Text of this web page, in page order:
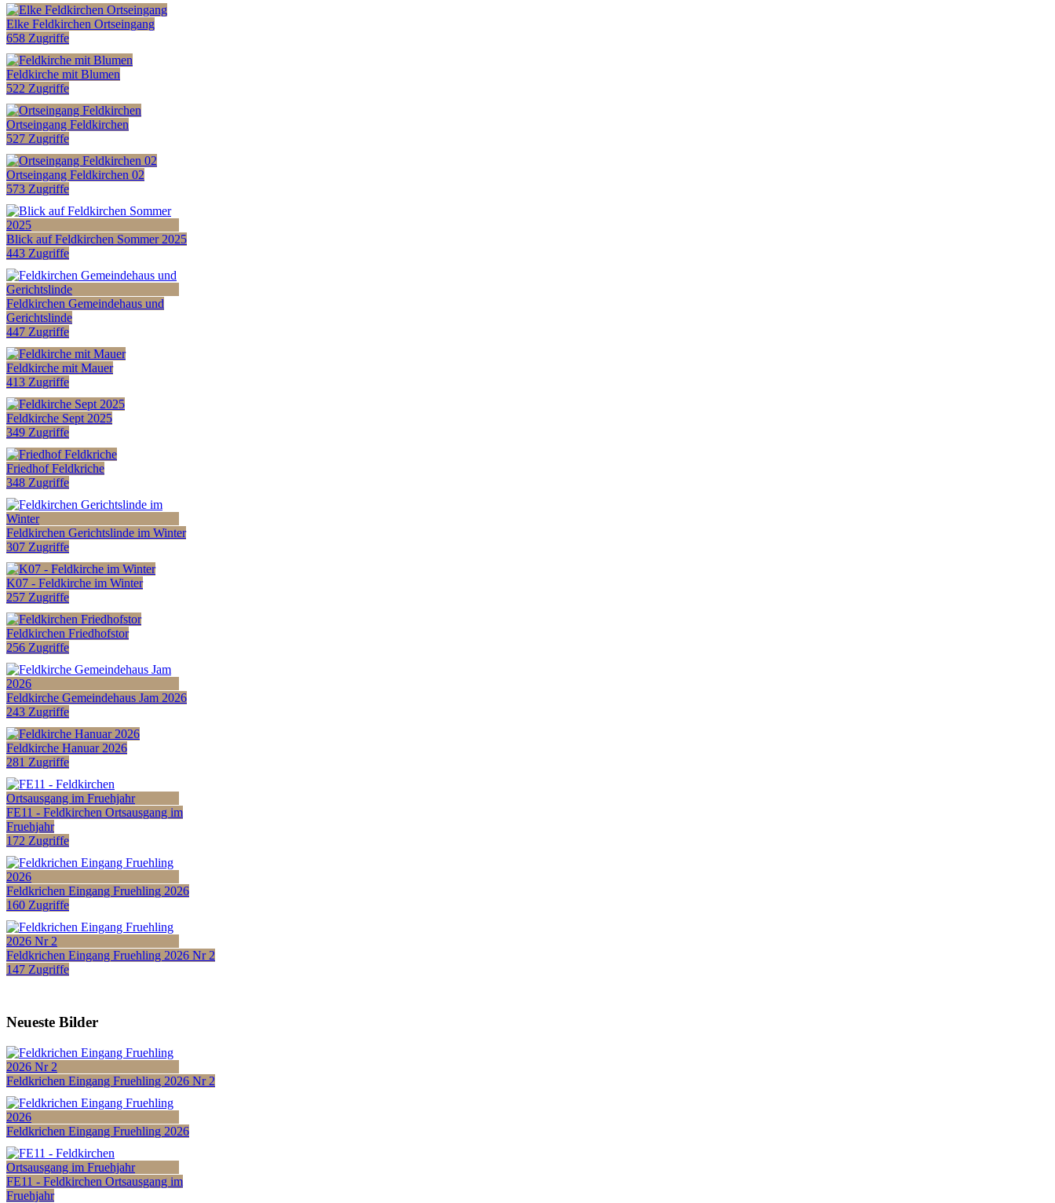
Elke Feldkirchen Ortseingang
658 Zugriffe
Feldkirche mit Blumen
522 Zugriffe
Ortseingang Feldkirchen
527 Zugriffe
Ortseingang Feldkirchen 02
573 Zugriffe
Blick auf Feldkirchen Sommer 2025
443 Zugriffe
Feldkirchen Gemeindehaus und
Gerichtslinde
447 Zugriffe
Feldkirche mit Mauer
413 Zugriffe
Feldkirche Sept 2025
349 Zugriffe
Friedhof Feldkriche
348 Zugriffe
Feldkirchen Gerichtslinde im Winter
307 Zugriffe
K07 - Feldkirche im Winter
257 Zugriffe
Feldkirchen Friedhofstor
256 Zugriffe
Feldkirche Gemeindehaus Jam 2026
243 Zugriffe
Feldkirche Hanuar 2026
281 Zugriffe
FE11 - Feldkirchen Ortsausgang im
Fruehjahr
172 Zugriffe
Feldkrichen Eingang Fruehling 2026
160 Zugriffe
Feldkrichen Eingang Fruehling 2026 Nr 2
147 Zugriffe
Neueste Bilder
Feldkrichen Eingang Fruehling 2026 Nr 2
Feldkrichen Eingang Fruehling 2026
FE11 - Feldkirchen Ortsausgang im
Fruehjahr